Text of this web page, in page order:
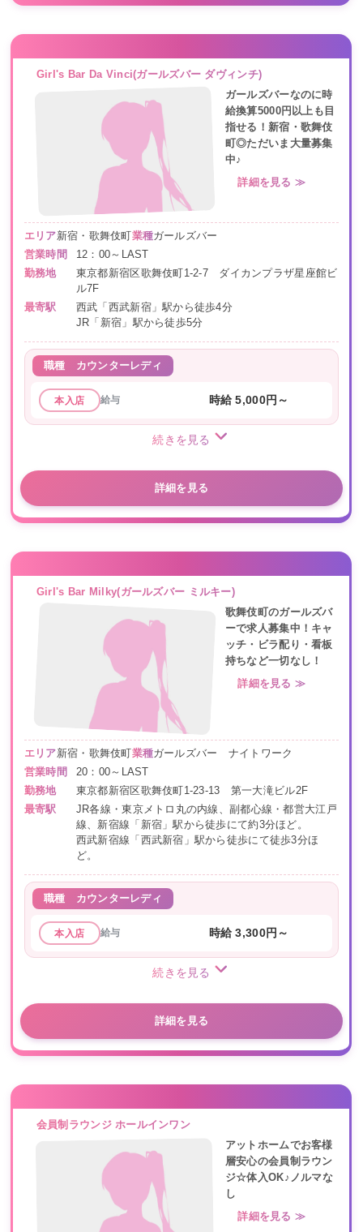
Girl's Bar Da Vinci(ガールズバー ダヴィンチ)
ガールズバーなのに時
給換算5000円以上も目
指せる！新宿・歌舞伎
町◎ただいま大量募集
中♪
詳細を見る ≫
エリア新宿・歌舞伎町 業種ガールズバー
営業時間
12：00～LAST
勤務地
東京都新宿区歌舞伎町1-2-7 ダイカンプラザ星座館ビ
ル7F
最寄駅
西武「西武新宿」駅から徒歩4分
JR「新宿」駅から徒歩5分
職種 カウンターレディ
本入店 給与 時給 5,000円～
続きを見る
詳細を見る
Girl's Bar Milky(ガールズバー ミルキー)
歌舞伎町のガールズバ
ーで求人募集中！キャ
ッチ・ビラ配り・看板
持ちなど一切なし！
詳細を見る ≫
エリア新宿・歌舞伎町 業種ガールズバー ナイトワーク
営業時間
20：00～LAST
勤務地
東京都新宿区歌舞伎町1-23-13 第一大滝ビル2F
最寄駅
JR各線・東京メトロ丸の内線、副都心線・都営大江戸
線、新宿線「新宿」駅から徒歩にて約3分ほど。
西武新宿線「西武新宿」駅から徒歩にて徒歩3分ほ
ど。
職種 カウンターレディ
本入店 給与 時給 3,300円～
続きを見る
詳細を見る
会員制ラウンジ ホールインワン
アットホームでお客様
層安心の会員制ラウン
ジ☆体入OK♪ノルマな
し
詳細を見る ≫